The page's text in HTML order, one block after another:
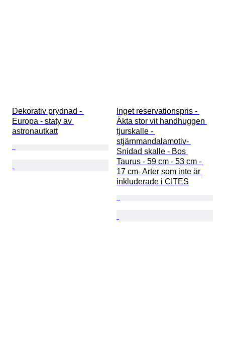
Dekorativ prydnad -
Europa - staty av
astronautkatt
Inget reservationspris -
Äkta stor vit handhuggen
tjurskalle -
stjärnmandalamotiv-
Snidad skalle - Bos
Taurus - 59 cm - 53 cm -
17 cm- Arter som inte är
inkluderade i CITES